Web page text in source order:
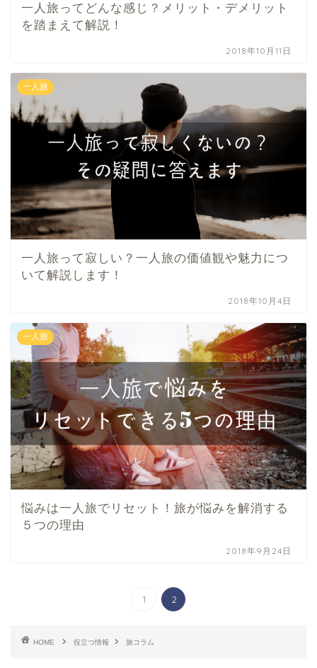
一人旅ってどんな感じ？メリット・デメリット
を踏まえて解説！
2018年10月11日
一人旅
一人旅って寂しい？一人旅の価値観や魅力につ
いて解説します！
2018年10月4日
一人旅
悩みは一人旅でリセット！旅が悩みを解消する
５つの理由
2018年9月24日
1 2
HOME 役立つ情報 旅コラム